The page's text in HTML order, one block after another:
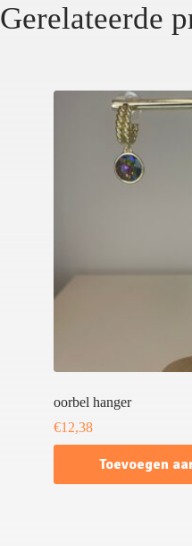
Gerelateerde
oorbel hanger
€12,38
Toevoegen